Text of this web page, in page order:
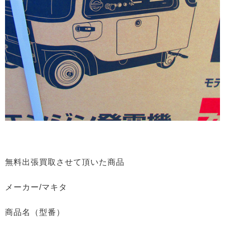
無料出張買取させて頂いた商品
メーカー/マキタ
商品名（型番）